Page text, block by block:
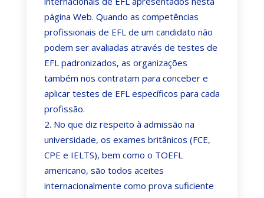
página Web. Quando as competências
profissionais de EFL de um candidato não
podem ser avaliadas através de testes de
EFL padronizados, as organizações
também nos contratam para conceber e
aplicar testes de EFL específicos para cada
profissão.
No que diz respeito à admissão na
universidade, os exames britânicos (FCE,
CPE e IELTS), bem como o TOEFL
americano, são todos aceites
internacionalmente como prova suficiente